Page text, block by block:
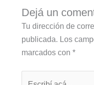
Dejá un
Tu dirección de
publicada. Los
marcados con *